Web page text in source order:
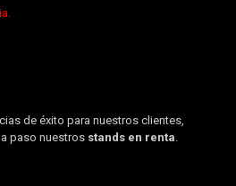
de éxito para nuestros clientes,
paso nuestros stands en renta.